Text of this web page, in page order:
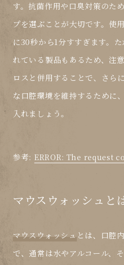
す。抗菌作用や口臭対策のた
プを選ぶことが大切です。使
に30秒から1分すすぎます。
れている製品もあるため、注
ロスと併用することで、さら
な口腔環境を維持するために
入れましょう。
参考: ERROR: The request
マウスウォッシュと
マウスウォッシュ とは、口腔
で、通常は水やアルコール、